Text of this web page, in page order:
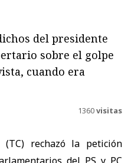
del presidente
sobre el golpe
cuando era
1360visitas
rechazó la petición